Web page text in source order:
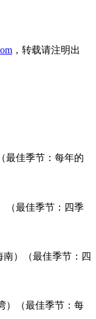
，转载请注明出
最佳季节：每年的
（最佳季节：四季
）（最佳季节：四
）（最佳季节：每